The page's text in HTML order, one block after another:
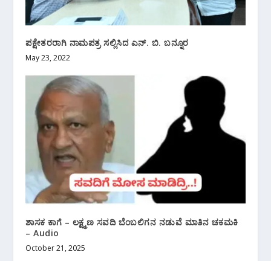
ಪಕ್ಷೇತರರಾಗಿ ನಾಮಪತ್ರ ಸಲ್ಲಿಸಿದ ಎನ್. ಬಿ. ಬನ್ನೂರ
May 23, 2022
ಶಾಸಕ ಕಾಗೆ – ಲಕ್ಷ್ಮಣ ಸವದಿ ಬೆಂಬಲಿಗನ ನಡುವೆ ಮಾತಿನ ಚಕಮಕಿ
– Audio
October 21, 2025